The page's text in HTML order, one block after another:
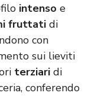
intenso e
fruttati di
con
sui lieviti
terziari di
conferendo